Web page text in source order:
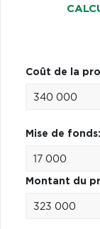
Coût de la
Mise de fonds:
Montant du